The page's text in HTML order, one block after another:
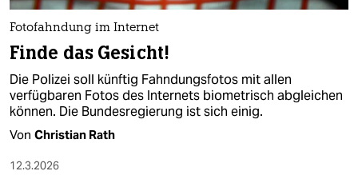
Fotofahndung im Internet
Finde das Gesicht!
Die Polizei soll künftig Fahndungsfotos mit allen
verfügbaren Fotos des Internets biometrisch abgleichen
können. Die Bundesregierung ist sich einig.
Von Christian Rath
12.3.2026